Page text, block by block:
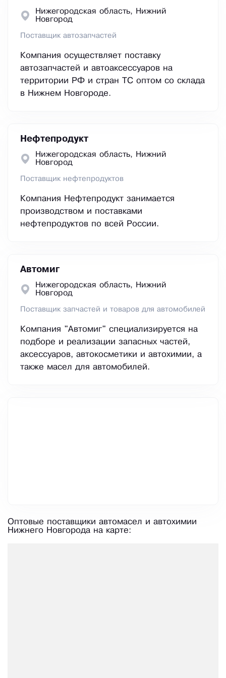
Нижегородская область, Нижний
Новгород
Поставщик автозапчастей
Компания осуществляет поставку
автозапчастей и автоаксессуаров на
территории РФ и стран ТС оптом со склада
в Нижнем Новгороде.
Нефтепродукт
Нижегородская область, Нижний
Новгород
Поставщик нефтепродуктов
Компания Нефтепродукт занимается
производством и поставками
нефтепродуктов по всей России.
Автомиг
Нижегородская область, Нижний
Новгород
Поставщик запчастей и товаров для автомобилей
Компания "Автомиг" специализируется на
подборе и реализации запасных частей,
аксессуаров, автокосметики и автохимии, а
также масел для автомобилей.
Оптовые поставщики автомасел и автохимии
Нижнего Новгорода на карте: